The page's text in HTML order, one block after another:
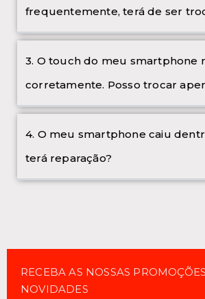
frequentemente, terá de ser
3. O touch do meu smartphone
corretamente. Posso trocar
4. O meu smartphone caiu
terá reparação?
RECEBA AS NOSSAS
NOVIDADES